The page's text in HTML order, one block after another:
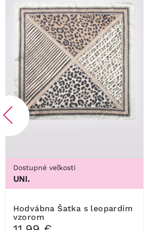
Dostupné veľkosti
UNI.
Hodvábna Šatka s leopardím
vzorom